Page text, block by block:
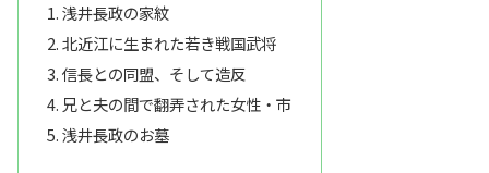
浅井長政の家紋
北近江に生まれた若き戦国武将
信長との同盟、そして造反
兄と夫の間で翻弄された女性・市
浅井長政のお墓